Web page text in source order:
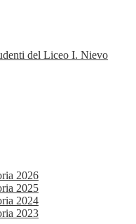
del Liceo I. Nievo
2026
2025
2024
2023